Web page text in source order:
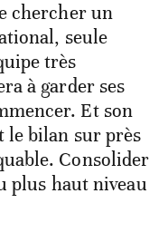
chercher un
seule
très
à garder ses
Et son
le bilan sur près
Consolider
plus haut niveau